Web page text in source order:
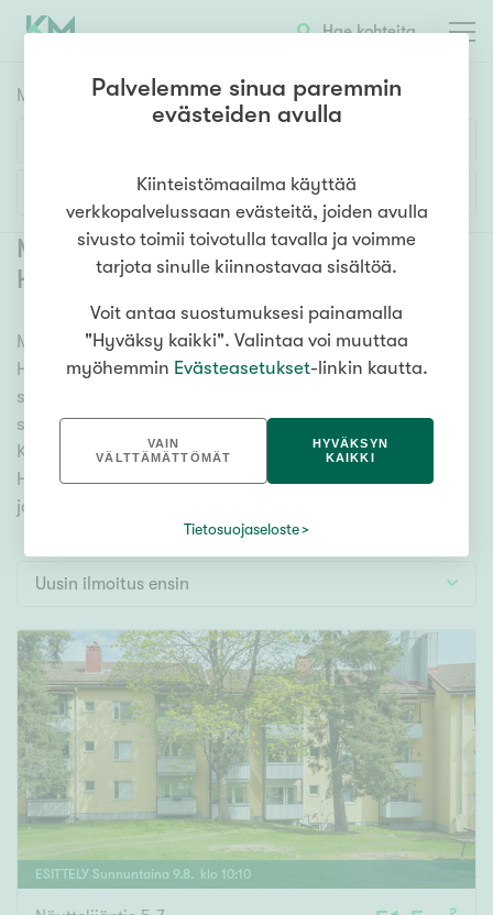
Hae kohteita
Myyntikohteet
1h 2h 3h 4h 5h+
Asuntotyyppi
Kerros-/luhtitalo
Rivitalo/paritalo
Omakoti-/erillistalo
Maa- tai metsätila
Vapaa-ajan asunto
Muut
Hinta
000 000 €
Pinta-ala
Lisää hakuehtoja
Myytävät asunnot Helsinki Pohjois-
Haaga
(10)
Meiltä löydät myytävät asunnot Helsinki Pohjois-
Haaga, oli tarpeesi mikä vain! Tuhansien kohteiden ja
satojen kiinteistönvälittäjien verkostomme auttaa
sinua kenties elämäsi tärkeimmässä päätöksessä.
Katso alta kaikki myytävät asunnot Helsinki Pohjois-
Haaga. Hyödynnä myös kätevää hakutyökaluamme,
jonka avulla löydät omien toiveidesi mukaisen kodin.
Uusin ilmoitus ensin
ESITTELY Sunnuntaina 9.8 . klo 10:10
Palvelemme sinua paremmin
evästeiden avulla
Kiinteistömaailma käyttää
verkkopalvelussaan evästeitä, joiden avulla
sivusto toimii toivotulla tavalla ja voimme
tarjota sinulle kiinnostavaa sisältöä.
Voit antaa suostumuksesi painamalla
"Hyväksy kaikki". Valintaa voi muuttaa
myöhemmin Evästeasetukset-linkin kautta.
VAIN
VÄLTTÄMÄTTÖMÄT
HYVÄKSYN
KAIKKI
Tietosuojaseloste